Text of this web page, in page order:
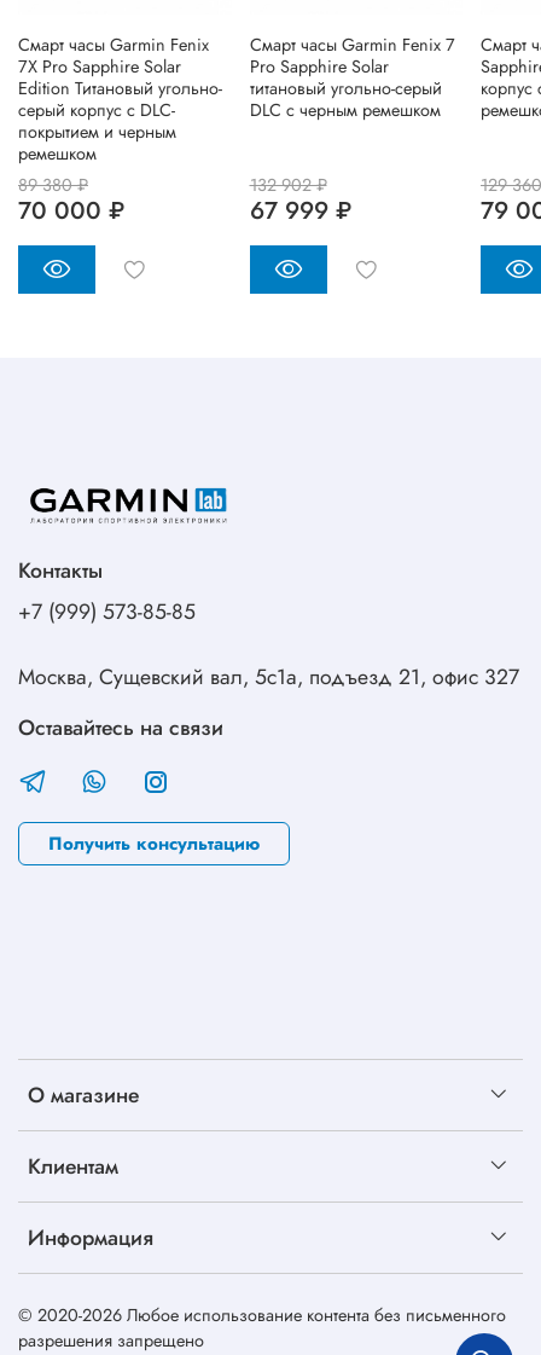
Смарт часы Garmin Fenix
7X Pro Sapphire Solar
Edition Титановый угольно-
серый корпус с DLC-
покрытием и черным
ремешком
89 380 ₽
70 000 ₽
Смарт часы Garmin Fenix 7
Pro Sapphire Solar
титановый угольно-серый
DLC с черным ремешком
132 902 ₽
67 999 ₽
Смарт
корпус
129
79
О магазине
Клиентам
Информация
Контакты
+7 (999) 573-85-85
Москва, Сущевский вал, 5с1а, подъезд 21, офис 327
Оставайтесь на связи
Получить консультацию
© 2020-2026 Любое использование контента без письменного
разрешения запрещено